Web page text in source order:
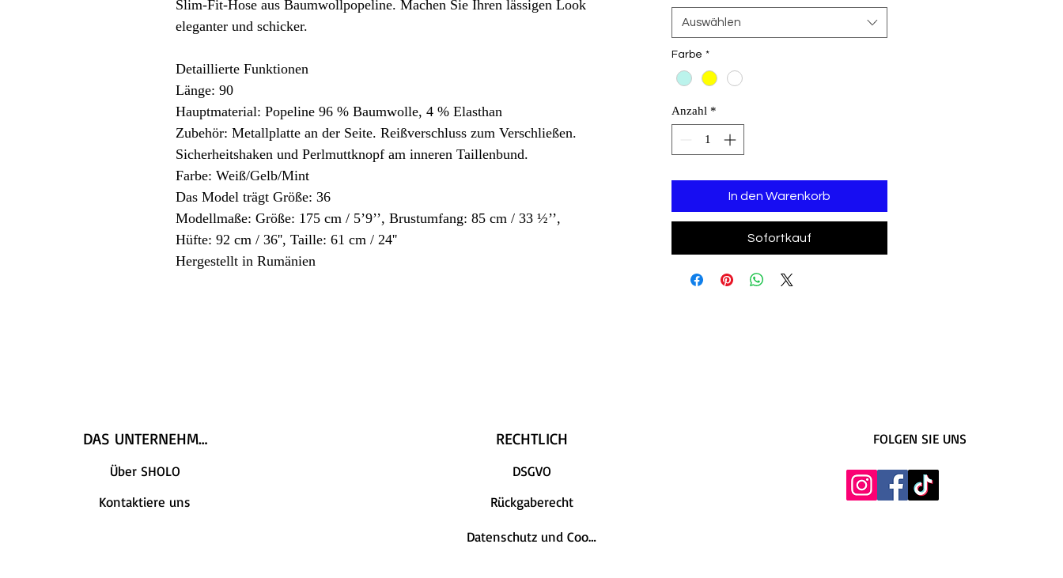
Slim-Fit-Hose aus Baumwollpopeline. Machen Sie Ihren lässigen Look
eleganter und schicker.
Detaillierte Funktionen
Länge: 90
Hauptmaterial: Popeline 96 % Baumwolle, 4 % Elasthan
Zubehör: Metallplatte an der Seite. Reißverschluss zum Verschließen.
Sicherheitshaken und Perlmuttknopf am inneren Taillenbund.
Farbe: Weiß/Gelb/Mint
Das Model trägt Größe: 36
Modellmaße: Größe: 175 cm / 5’9’’, Brustumfang: 85 cm / 33 ½’’,
Hüfte: 92 cm / 36'', Taille: 61 cm / 24''
Hergestellt in Rumänien
Auswählen
Farbe *
Anzahl *
In den Warenkorb
Sofortkauf
DAS UNTERNEHMEN
Über SHOLO
Kontaktiere uns
RECHTLICH
DSGVO
Rückgaberecht
FOLGEN SIE UNS
Datenschutz und Cookies